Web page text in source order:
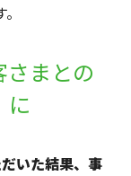
まとの
に
いた結果、事